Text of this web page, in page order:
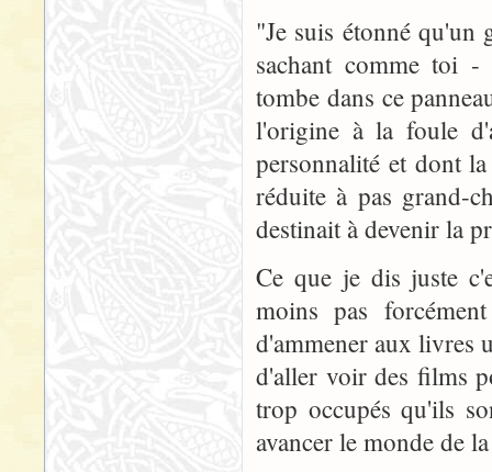
"Je suis étonné qu'un
sachant comme toi -
tombe dans ce
l'origine à la foule
personnalité et dont
réduite à pas grand-
destinait à devenir la
Ce que je dis juste
moins pas
d'ammener aux livres
d'aller voir des films
trop occupés qu'ils
avancer le monde de